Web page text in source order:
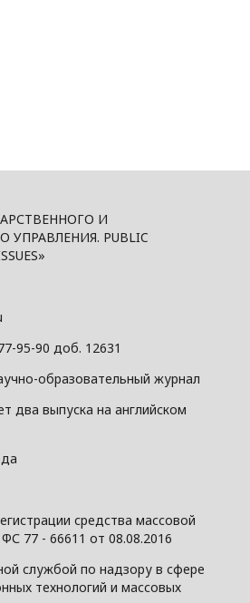
И
PUBLIC
95-90 доб. 12631
образовательный журнал
два выпуска на английском
средства массовой
77 - 66611 от 08.08.2016
службой по надзору в сфере
технологий и массовых